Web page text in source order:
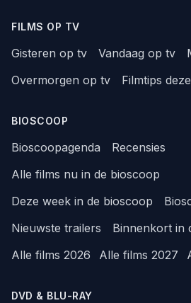
FILMS OP TV
Gisteren op tv Vandaag op tv
Overmorgen op tv
Filmtips
BIOSCOOP
Bioscoopagenda
Recensies
Alle films nu in de bioscoop
Deze week in de bioscoop
Nieuwste trailers
Binnenkort in
Alle films 2026
Alle films 2027
DVD & BLU-RAY